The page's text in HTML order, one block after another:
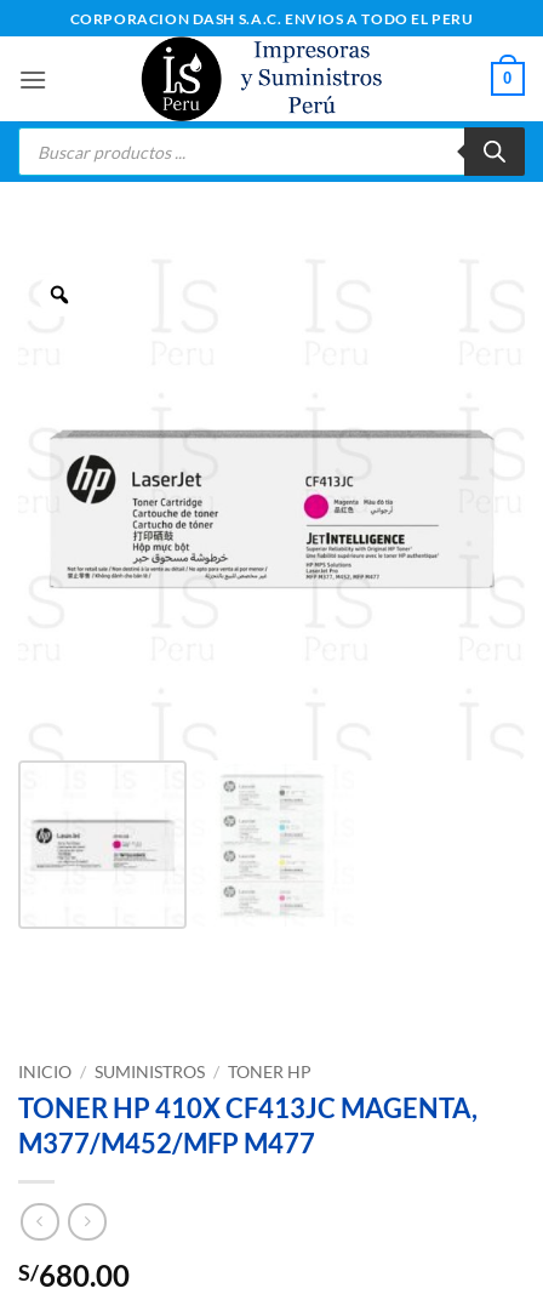
al
contenido
CORPORACION DASH S.A.C. ENVIOS A TODO EL PERU
0
Búsqueda
INICIO / SUMINISTROS / TONER HP
TONER HP 410X CF413JC MAGENTA,
M377/M452/MFP M477
S/680.00